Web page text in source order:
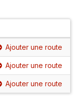
Ajouter une route
Ajouter une route
Ajouter une route